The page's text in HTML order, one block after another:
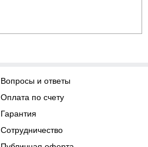
Вопросы и ответы
Оплата по счету
Гарантия
Сотрудничество